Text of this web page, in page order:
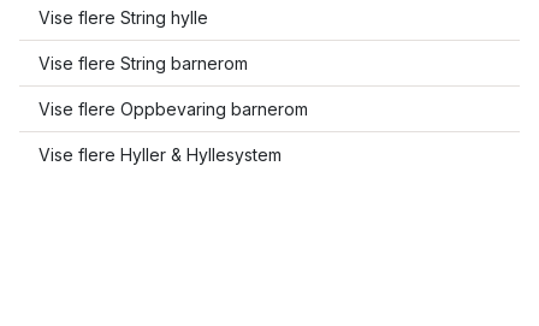
Vise flere String hylle
Vise flere String barnerom
Vise flere Oppbevaring barnerom
Vise flere Hyller & Hyllesystem